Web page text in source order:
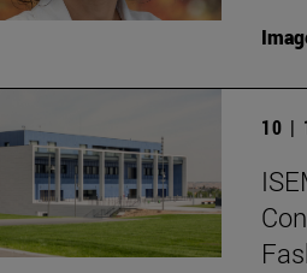
10 |